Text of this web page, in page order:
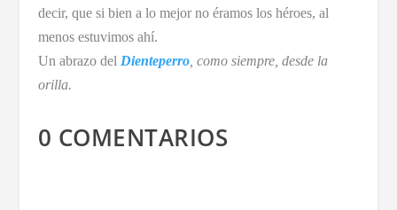
decir, que si bien a lo mejor no éramos los héroes, al
menos estuvimos ahí.
Un abrazo del Dienteperro, como siempre, desde la
orilla.
0 COMENTARIOS